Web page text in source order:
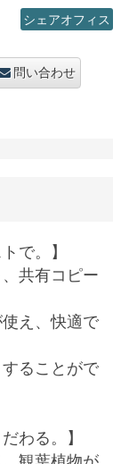
シェアオフィス
問い合わせ
で。】
共有コピー
え、快適で
ることがで
わる。】